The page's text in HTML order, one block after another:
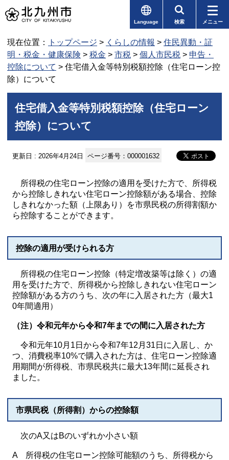
Language 検索 メニュー
現在位置： トップページ > くらしの情報 > 住民異動・証
明・税金・健康保険 > 税金 > 市税 > 個人市民税 > 申告・
控除について > 住宅借入金等特別税額控除（住宅ローン控
除）について
住宅借入金等特別税額控除（住宅ローン
控除）について
更新日 : 2026年4月24日 ページ番号：000001632
所得税の住宅ローン控除の適用を受けた方で、所得税
から控除しきれない住宅ローン控除額がある場合、控除
しきれなかった額（上限あり）を市県民税の所得割額か
ら控除することができます。
控除の適用が受けられる方
所得税の住宅ローン控除（特定増改築等は除く）の適
用を受けた方で、所得税から控除しきれない住宅ローン
控除額がある方のうち、次の年に入居された方（最大1
0年間適用）
（注）令和元年から令和7年までの間に入居された方
令和元年10月1日から令和7年12月31日に入居し、か
つ、消費税率10%で購入された方は、住宅ローン控除適
用期間が所得税、市県民税共に最大13年間に延長され
ました。
市県民税（所得割）からの控除額
次のA又はBのいずれか小さい額
A 所得税の住宅ローン控除可能額のうち、所得税から